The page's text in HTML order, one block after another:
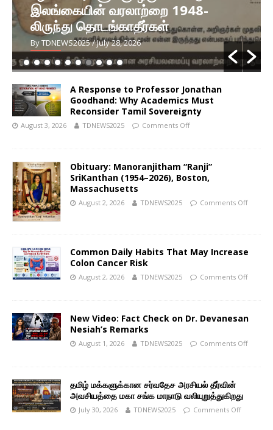
இலங்கையின் வரலாற்றை 1948-
லிருந்து தொடங்காதீர்கள்
By TDNEWS2025/ July 28, 2026
A Response to Professor Jonathan
Goodhand: Why Academics Must
Reconsider Tamil Sovereignty
August 3, 2026 TDNEWS2025 Comments Off
Obituary: Manoranjitham “Ranji”
SriKanthan (1954–2026), Boston,
Massachusetts
August 2, 2026 TDNEWS2025 Comments Off
Common Daily Habits That May Increase
Colon Cancer Risk
August 2, 2026 TDNEWS2025 Comments Off
New Video: Fact Check on Dr. Devanesan
Nesiah’s Remarks
August 1, 2026 TDNEWS2025 Comments Off
தமிழ் மக்களுக்கான சர்வதேச அரசியல் தீர்வின்
அவசியத்தை மகா சங்க மாநாடு வலியுறுத்துகிறது
July 30, 2026 TDNEWS2025 Comments Off